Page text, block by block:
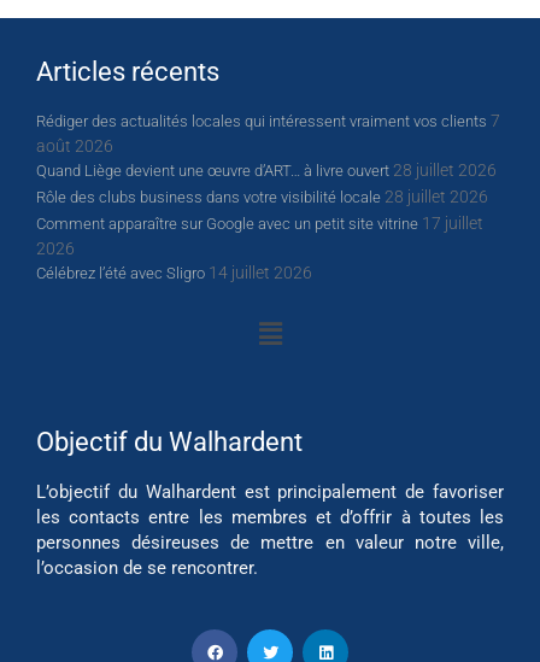
Articles récents
Rédiger des actualités locales qui intéressent vraiment vos clients 7
août 2026
Quand Liège devient une œuvre d’ART… à livre ouvert 28 juillet 2026
Rôle des clubs business dans votre visibilité locale 28 juillet 2026
Comment apparaître sur Google avec un petit site vitrine 17 juillet
2026
Célébrez l’été avec Sligro 14 juillet 2026
Objectif du Walhardent
L’objectif du Walhardent est principalement de favoriser
les contacts entre les membres et d’offrir à toutes les
personnes désireuses de mettre en valeur notre ville,
l’occasion de se rencontrer.